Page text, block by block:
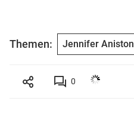
Themen: Jennifer Aniston
0